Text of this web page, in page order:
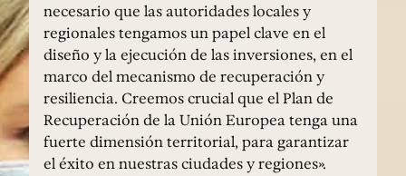
necesario que las autoridades locales y
regionales tengamos un papel clave en el
diseño y la ejecución de las inversiones, en el
marco del mecanismo de recuperación y
resiliencia. Creemos crucial que el Plan de
Recuperación de la Unión Europea tenga una
fuerte dimensión territorial, para garantizar
el éxito en nuestras ciudades y regiones».